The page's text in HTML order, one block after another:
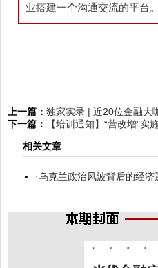
业搭建一个沟通交流的平台。
上一篇： 独家实录 | 近20位金融大
下一篇：
【培训通知】“营改增”实
相关文章
·乌克兰政治风波背后的经济